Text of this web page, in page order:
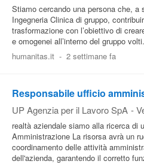
Stiamo cercando una persona che, a
Ingegneria Clinica di gruppo,
trasformazione con l’obiettivo di
e omogenei all’interno del gruppo
humanitas.it - 2 settimane fa
Responsabile ufficio
UP Agenzia per il Lavoro SpA -
realtà aziendale siamo alla ricerca di
Amministrazione La risorsa avrà un
coordinamento delle attività
dell'azienda, garantendo il corretto